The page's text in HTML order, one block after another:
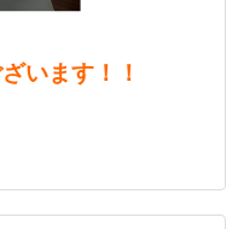
います！！